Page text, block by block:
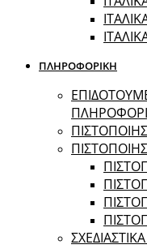
ΠΛΗΡΟΦΟΡΙΚΗ